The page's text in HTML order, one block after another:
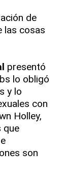
de
las cosas
presentó
lo obligó
y lo
con
Holley,
que
son